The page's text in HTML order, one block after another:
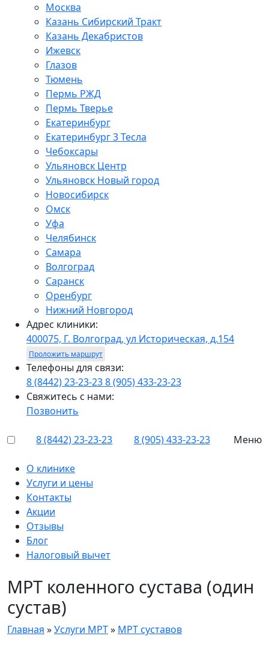
Москва
Казань Сибирский Тракт
Казань Декабристов
Ижевск
Глазов
Тюмень
Пермь РЖД
Пермь Тверье
Екатеринбург
Екатеринбург 3 Тесла
Чебоксары
Ульяновск Центр
Ульяновск Новый город
Новосибирск
Омск
Уфа
Челябинск
Самара
Волгоград
Саранск
Оренбург
Нижний Новгород
Адрес клиники:
400075, Г. Волгоград, ул Историческая, д.154
Проложить маршрут
Телефоны для связи:
8 (8442) 23-23-238 (905) 433-23-23
Свяжитесь с нами:
Позвонить
8 (8442) 23-23-23 8 (905) 433-23-23 Меню
О клинике
Услуги и цены
Контакты
Акции
Отзывы
Блог
Налоговый вычет
МРТ коленного сустава (один
сустав)
Главная »Услуги МРТ» МРТ суставов